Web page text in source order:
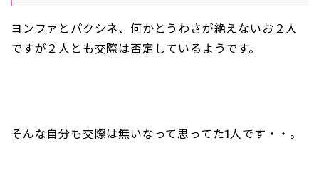
ヨンファとパクシネ、何かとうわさが絶えないお２人
ですが２人とも交際は否定しているようです。
そんな自分も交際は無いなって思ってた1人です・・。